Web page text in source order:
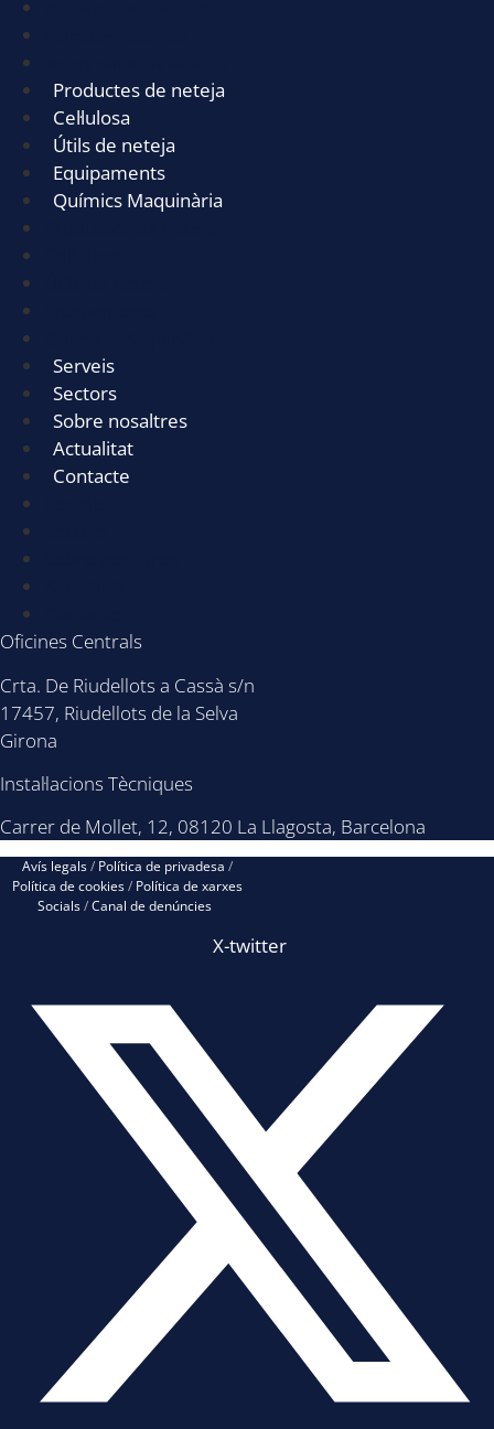
Productes de neteja
Cel·lulosa
Útils de neteja
Equipaments
Químics Maquinària
Serveis
Sectors
Sobre nosaltres
Actualitat
Contacte
Oficines Centrals
Crta. De Riudellots a Cassà s/n
17457, Riudellots de la Selva
Girona
Instal·lacions Tècniques
Carrer de Mollet, 12, 08120 La Llagosta, Barcelona
Avís legals/ Política de privadesa /
Política de cookies/ Política de xarxes
Socials/Canal de denúncies
X-twitter